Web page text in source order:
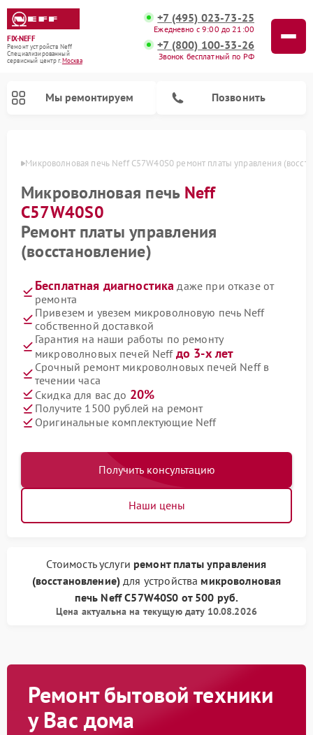
FIX-NEFF
Ремонт устройств Neff
Специализированный
cервисный центр г.Москва
+7 (495) 023-73-25
Ежедневно с 9:00 до 21:00
+7 (800) 100-33-26
Звонок бесплатный по РФ
Мы ремонтируем Позвонить
Микроволновая печь Neff C57W40S0 ремонт платы управления
Микроволновая печь Neff
C57W40S0
Ремонт платы управления
(восстановление)
Бесплатная диагностика даже при отказе от
ремонта
Привезем и увезем микроволновую печь Neff
собственной доставкой
Гарантия на наши работы по ремонту
микроволновых печей Neff до 3-х лет
Срочный ремонт микроволновых печей Neff в
течении часа
Скидка для вас до 20%
Получите 1500 рублей на ремонт
Оригинальные комплектующие Neff
Получить консультацию
Наши цены
Стоимость услуги ремонт платы управления
(восстановление) для устройства микроволновая
печь NeffC57W40S0 от 500 руб.
Цена актуальна на текущую дату 10.08.2026
Ремонт бытовой техники
у Вас дома